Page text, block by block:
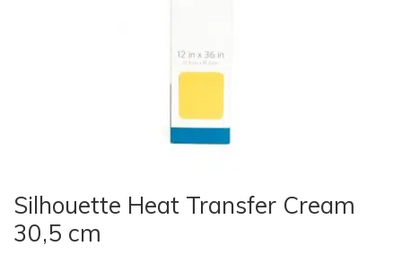
Silhouette Heat Transfer Cream
30,5 cm